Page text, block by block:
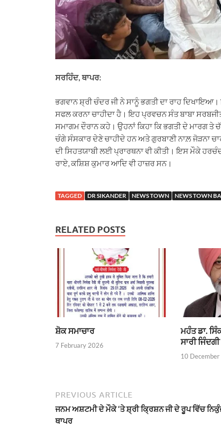
ਸਰਹਿੰਦ, ਥਾਪਰ:
ਭਗਵਾਨ ਸ਼੍ਰੀ ਚੰਦਰ ਜੀ ਨੇ ਸਾਨੂੰ ਭਗਤੀ ਦਾ ਰਾਹ
ਸਫਲ ਕਰਨਾ ਚਾਹੀਦਾ ਹੈ। ਇਹ ਪ੍ਰਵਚਨ ਸੰਤ ਬਾਬਾ
ਸਮਾਗਮ ਦੌਰਾਨ ਕਹੇ। ਉਹਨਾਂ ਕਿਹਾ ਕਿ ਭਗਤੀ ਦੇ ਮਾਰਗ
ਚੰਗੇ ਸੰਸਕਾਰ ਦੇਣੇ ਚਾਹੀਦੇ ਹਨ ਅਤੇ ਗੁਰਬਾਣੀ ਨਾਲ਼ ਜੋੜਨਾ
ਦੀ ਸਿਹਤਯਾਬੀ ਲਈ ਪ੍ਰਾਰਥਨਾ ਵੀ ਕੀਤੀ। ਇਸ ਮੌਕੇ
ਰਾਏ, ਕਸ਼ਿਸ਼ ਕੁਮਾਰ ਆਦਿ ਵੀ ਹਾਜ਼ਰ ਸਨ।
TAGGED DR SIKANDER NEWS TOWN NEWS TOWN
RELATED POSTS
ਸ਼ੋਕ ਸਮਾਚਾਰ
7 February 2026
ਮਹੰਤ ਡਾ.
ਸਾਰੀ
10
PREVIOUS ARTICLE
ਜਨਮ ਅਸ਼ਟਮੀ ਦੇ ਮੌਕੇ ‘ਤੇ ਸ਼੍ਰੀ ਕ੍ਰਿਸ਼ਨ ਜੀ ਦੇ ਰੂਪ ਵਿੱਚ
ਥਾਪਰ